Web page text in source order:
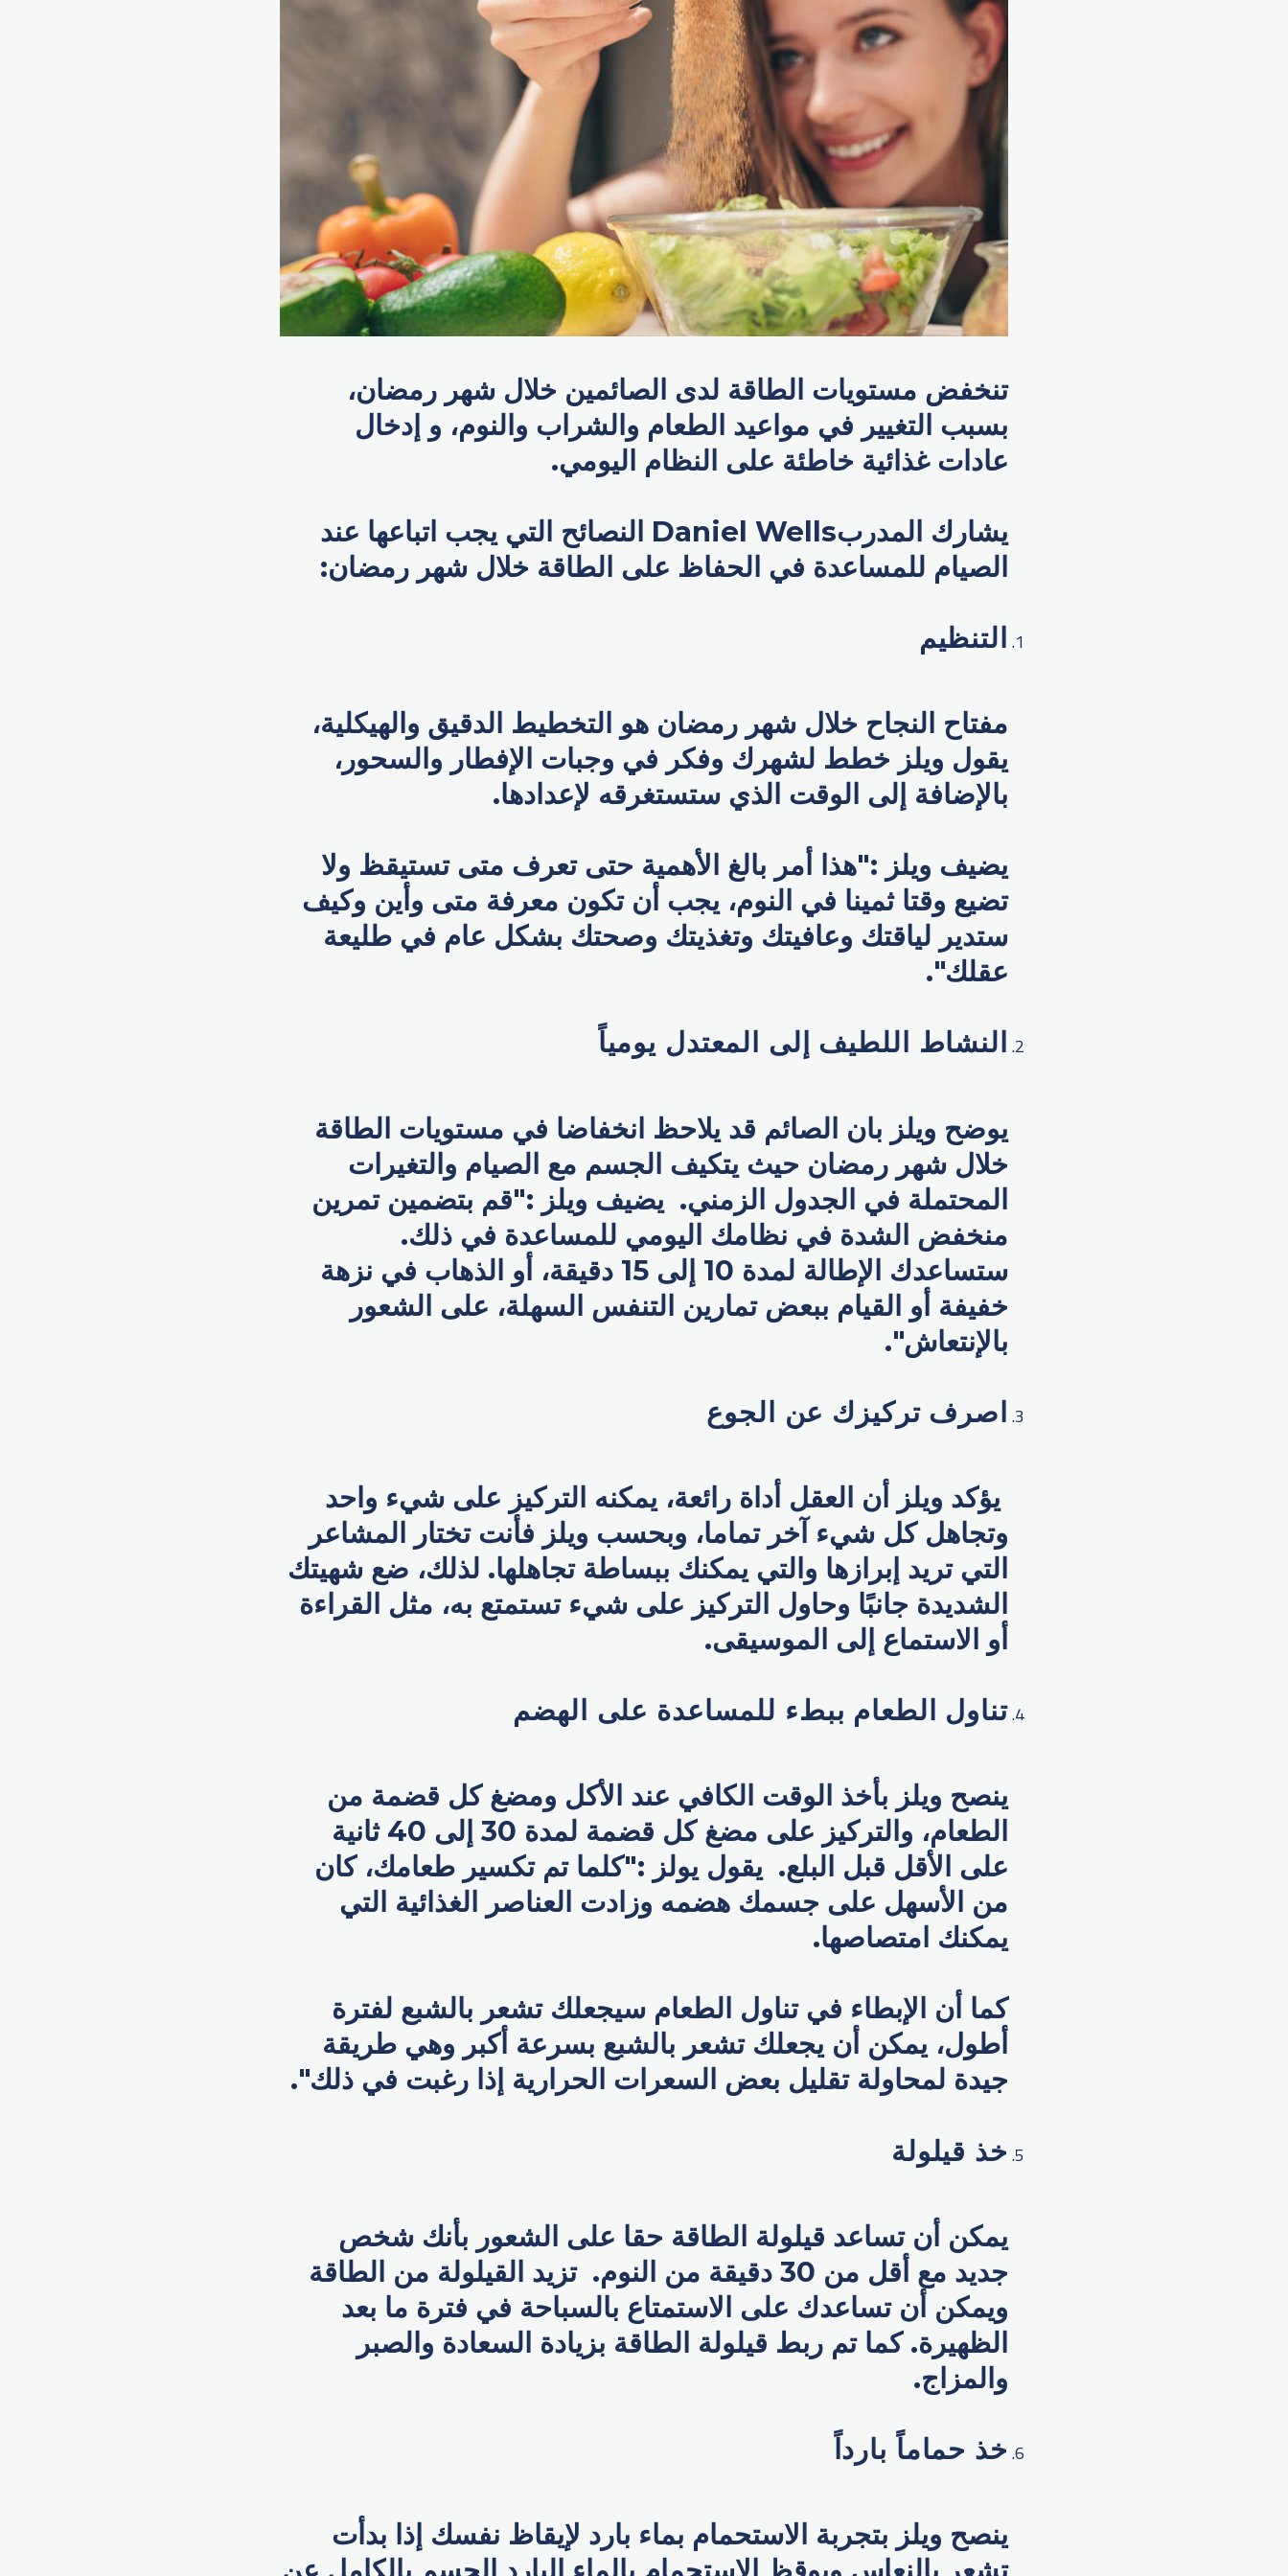
تنخفض مستويات الطاقة لدى الصائمين خلال شهر رمضان،
بسبب التغيير في مواعيد الطعام والشراب والنوم، و إدخال
عادات غذائية خاطئة على النظام اليومي.
يشارك المدربDaniel Wells النصائح التي يجب اتباعها عند
الصيام للمساعدة في الحفاظ على الطاقة خلال شهر رمضان:
التنظيم
مفتاح النجاح خلال شهر رمضان هو التخطيط الدقيق والهيكلية،
يقول ويلز خطط لشهرك وفكر في وجبات الإفطار والسحور،
بالإضافة إلى الوقت الذي ستستغرقه لإعدادها.
يضيف ويلز :"هذا أمر بالغ الأهمية حتى تعرف متى تستيقظ ولا
تضيع وقتا ثمينا في النوم، يجب أن تكون معرفة متى وأين وكيف
ستدير لياقتك وعافيتك وتغذيتك وصحتك بشكل عام في طليعة
عقلك".
النشاط اللطيف إلى المعتدل يومياً
يوضح ويلز بان الصائم قد يلاحظ انخفاضا في مستويات الطاقة
خلال شهر رمضان حيث يتكيف الجسم مع الصيام والتغيرات
المحتملة في الجدول الزمني. يضيف ويلز :"قم بتضمين تمرين
منخفض الشدة في نظامك اليومي للمساعدة في ذلك.
ستساعدك الإطالة لمدة 10 إلى 15 دقيقة، أو الذهاب في نزهة
خفيفة أو القيام ببعض تمارين التنفس السهلة، على الشعور
بالإنتعاش".
اصرف تركيزك عن الجوع
يؤكد ويلز أن العقل أداة رائعة، يمكنه التركيز على شيء واحد
وتجاهل كل شيء آخر تماما، وبحسب ويلز فأنت تختار المشاعر
التي تريد إبرازها والتي يمكنك ببساطة تجاهلها. لذلك، ضع شهيتك
الشديدة جانبًا وحاول التركيز على شيء تستمتع به، مثل القراءة
أو الاستماع إلى الموسيقى.
تناول الطعام ببطء للمساعدة على الهضم
ينصح ويلز بأخذ الوقت الكافي عند الأكل ومضغ كل قضمة من
الطعام، والتركيز على مضغ كل قضمة لمدة 30 إلى 40 ثانية
على الأقل قبل البلع. يقول يولز :"كلما تم تكسير طعامك، كان
من الأسهل على جسمك هضمه وزادت العناصر الغذائية التي
يمكنك امتصاصها.
كما أن الإبطاء في تناول الطعام سيجعلك تشعر بالشبع لفترة
أطول، يمكن أن يجعلك تشعر بالشبع بسرعة أكبر وهي طريقة
جيدة لمحاولة تقليل بعض السعرات الحرارية إذا رغبت في ذلك".
خذ قيلولة
يمكن أن تساعد قيلولة الطاقة حقا على الشعور بأنك شخص
جديد مع أقل من 30 دقيقة من النوم. تزيد القيلولة من الطاقة
ويمكن أن تساعدك على الاستمتاع بالسباحة في فترة ما بعد
الظهيرة. كما تم ربط قيلولة الطاقة بزيادة السعادة والصبر
والمزاج.
خذ حماماً بارداً
ينصح ويلز بتجربة الاستحمام بماء بارد لإيقاظ نفسك إذا بدأت